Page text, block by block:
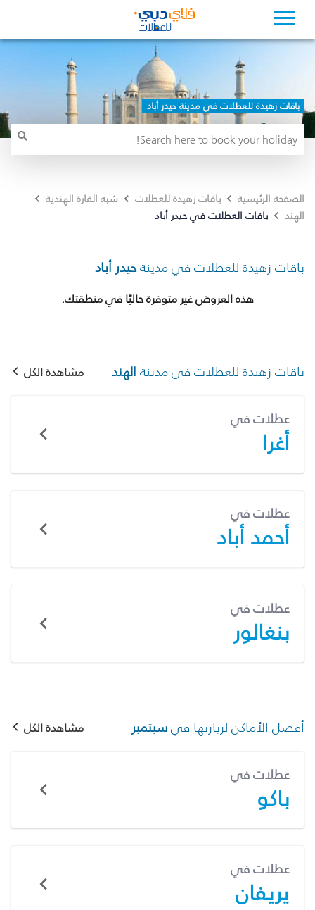
باقات زهيدة للعطلات في مدينة حيدر أباد
الصفحة الرئيسية باقات زهيدة للعطلات
شبه القارة الهندية
الهند
باقات العطلات في حيدر أباد
باقات زهيدة للعطلات في مدينةحيدر أباد
هذه العروض غير متوفرة حاليًا في منطقتك.
باقات زهيدة للعطلات في مدينة الهند مشاهدة الكل
عطلات في
أغرا
عطلات في
أحمد أباد
عطلات في
بنغالور
أفضل الأماكن لزيارتها فيسبتمبر مشاهدة الكل
عطلات في
باكو
عطلات في
يريفان